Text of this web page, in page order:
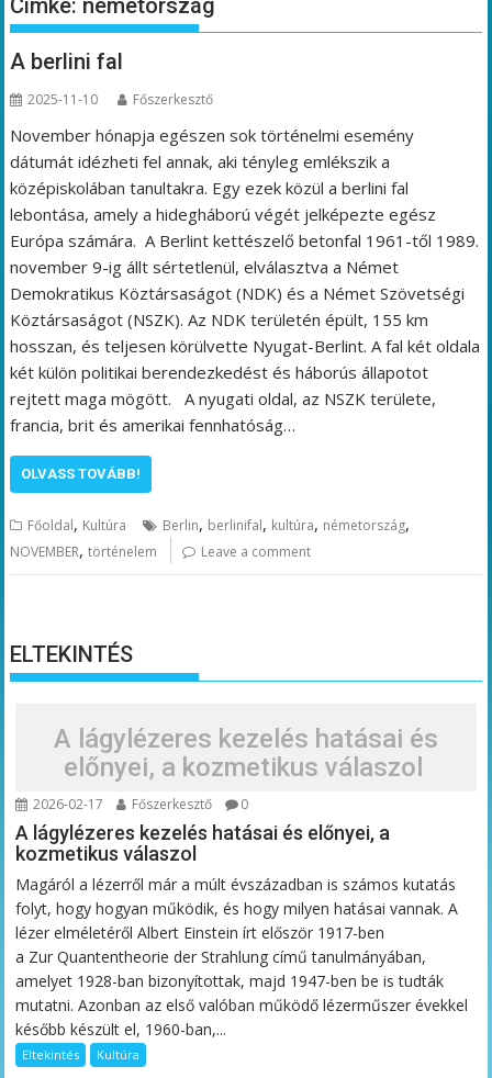
Címke: németország
A berlini fal
2025-11-10 Főszerkesztő
November hónapja egészen sok történelmi esemény
dátumát idézheti fel annak, aki tényleg emlékszik a
középiskolában tanultakra. Egy ezek közül a berlini fal
lebontása, amely a hidegháború végét jelképezte egész
Európa számára. A Berlint kettészelő betonfal 1961-től 1989.
november 9-ig állt sértetlenül, elválasztva a Német
Demokratikus Köztársaságot (NDK) és a Német Szövetségi
Köztársaságot (NSZK). Az NDK területén épült, 155 km
hosszan, és teljesen körülvette Nyugat-Berlint. A fal két oldala
két külön politikai berendezkedést és háborús állapotot
rejtett maga mögött. A nyugati oldal, az NSZK területe,
francia, brit és amerikai fennhatóság…
OLVASS TOVÁBB!
Főoldal, Kultúra Berlin, berlinifal, kultúra, németország,
NOVEMBER,történelem Leave a comment
ELTEKINTÉS
A lágylézeres kezelés hatásai és
előnyei, a kozmetikus válaszol
2026-02-17 Főszerkesztő 0
A lágylézeres kezelés hatásai és előnyei, a
kozmetikus válaszol
Magáról a lézerről már a múlt évszázadban is számos kutatás
folyt, hogy hogyan működik, és hogy milyen hatásai vannak. A
lézer elméletéről Albert Einstein írt először 1917-ben
a Zur Quantentheorie der Strahlung című tanulmányában,
amelyet 1928-ban bizonyítottak, majd 1947-ben be is tudták
mutatni. Azonban az első valóban működő lézerműszer évekkel
később készült el, 1960-ban,...
Eltekintés Kultúra